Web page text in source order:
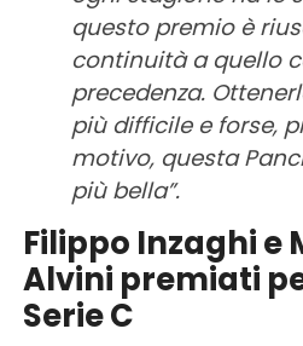
questo premio è
continuità a quello
precedenza.
più difficile e forse,
motivo, questa
più bella”.
Filippo Inzaghi e
Alvini premiati
Serie C